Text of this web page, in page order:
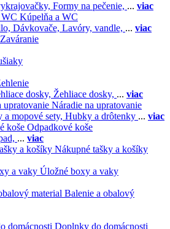
Formy na pečenie, ... viac
Kúpelňa a WC
Dávkovače, Lavóry, vandle, ... viac
Zaváranie
dosky, Žehliace dosky, ... viac
Náradie na upratovanie
a mopové sety, Hubky a drôtenky ... viac
Odpadkové koše
... viac
Nákupné tašky a košíky
Úložné boxy a vaky
Balenie a obalový
Doplnky do domácnosti